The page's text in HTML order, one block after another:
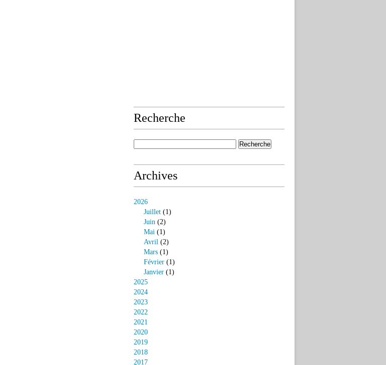
Recherche
Archives
2026
Juillet (1)
Juin (2)
Mai (1)
Avril (2)
Mars (1)
Février (1)
Janvier (1)
2025
2024
2023
2022
2021
2020
2019
2018
2017